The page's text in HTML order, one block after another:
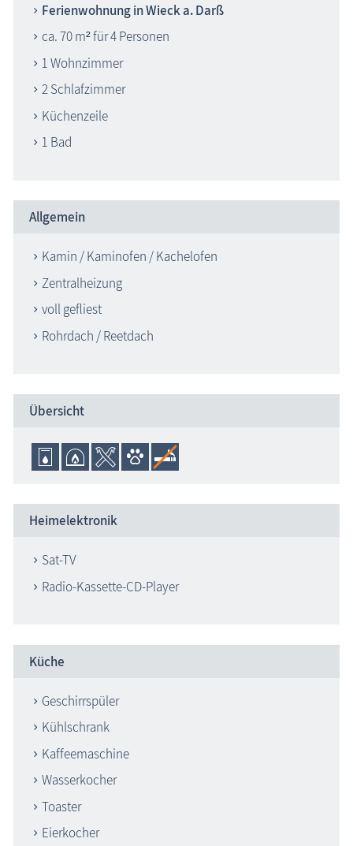
Ferienwohnung in Wieck a. Darß
ca. 70 m² für 4 Personen
1 Wohnzimmer
2 Schlafzimmer
Küchenzeile
1 Bad
Allgemein
Kamin / Kaminofen / Kachelofen
Zentralheizung
voll gefliest
Rohrdach / Reetdach
Übersicht
Heimelektronik
Sat-TV
Radio-Kassette-CD-Player
Küche
Geschirrspüler
Kühlschrank
Kaffeemaschine
Wasserkocher
Toaster
Eierkocher